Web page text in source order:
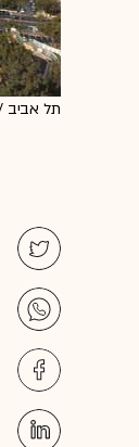
תל אביב